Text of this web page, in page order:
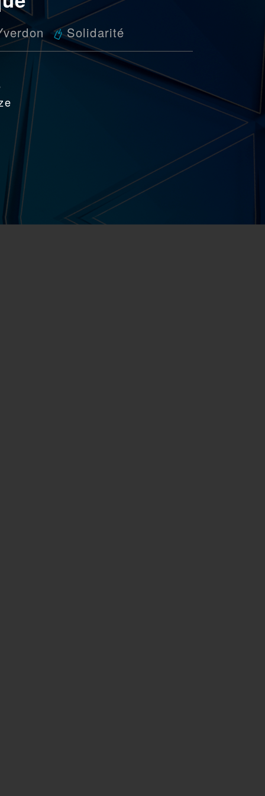
Solidarité